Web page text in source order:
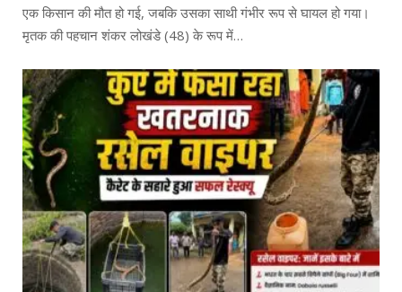
एक किसान की मौत हो गई, जबकि उसका साथी गंभीर रूप से घायल हो गया।
मृतक की पहचान शंकर लोखंडे (48) के रूप में…